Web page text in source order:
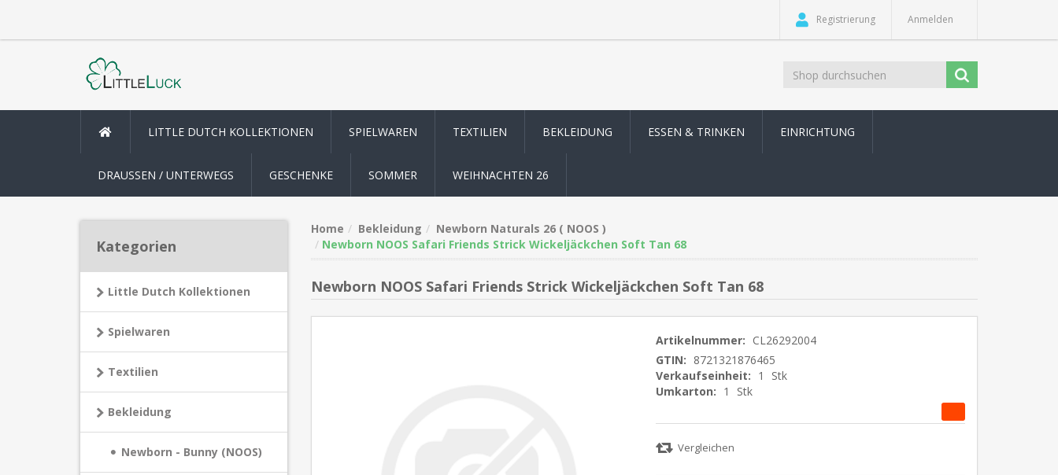
Registrierung Anmelden
LITTLE DUTCH KOLLEKTIONEN SPIELWAREN TEXTILIEN BEKLEIDUNG ESSEN & TRINKEN EINRICHTUNG
DRAUSSEN / UNTERWEGS GESCHENKE SOMMER WEIHNACHTEN 26
Kategorien
Little Dutch Kollektionen
Spielwaren
Textilien
Bekleidung
Newborn - Bunny (NOOS)
Home Bekleidung
Newborn Naturals 26 ( NOOS )
Newborn NOOS Safari Friends Strick Wickeljäckchen Soft Tan 68
Newborn NOOS Safari Friends Strick Wickeljäckchen Soft Tan 68
Artikelnummer: CL26292004
GTIN: 8721321876465
Verkaufseinheit: 1
Stk
Umkarton: 1 Stk